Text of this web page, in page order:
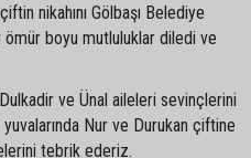
nikahını Gölbaşı Belediye
ömür boyu mutluluklar diledi ve
ve Ünal aileleri sevinçlerini
Nur ve Durukan çiftine
tebrik ederiz.